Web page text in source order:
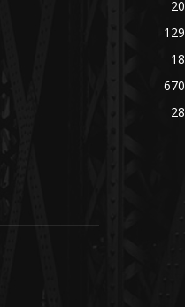
20
129
18
670
28